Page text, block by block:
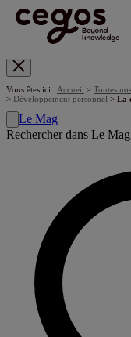
Vous êtes ici : Accueil > Toutes
> Développement personnel > La
Le Mag
Rechercher dans Le Mag